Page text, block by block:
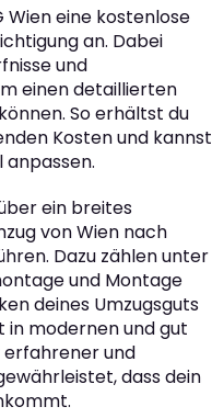
Wien eine kostenlose
an. Dabei
und
einen detaillierten
So erhältst du
Kosten und kannst
ein breites
von Wien nach
Dazu zählen unter
und Montage
deines Umzugsguts
in modernen und gut
erfahrener und
dass dein